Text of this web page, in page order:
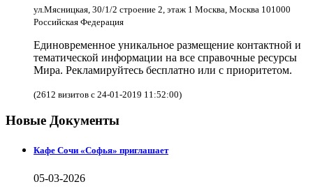
ул.Мясницкая, 30/1/2 строение 2, этаж 1 Москва, Москва 101000
Российская Федерация
Единовременное уникальное размещение контактной и
тематической информации на все справочные ресурсы
Мира. Рекламируйтесь бесплатно или с приоритетом.
(2612 визитов с 24-01-2019 11:52:00)
Новые Документы
Кафе Сочи «Софья» приглашает
05-03-2026